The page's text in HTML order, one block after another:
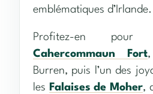
emblématiques d’Irlande.
Profitez-en pour
Cahercommaun Fort
Burren, puis l’un des
les
Falaises de Moher,